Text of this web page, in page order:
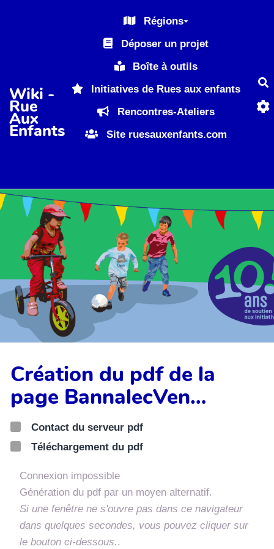
Aller au contenu principal
Wiki -
Rue
Aux
Enfants
Régions
Déposer un projet
Boîte à outils
Initiatives de Rues aux enfants
Rencontres-Ateliers
Site ruesauxenfants.com
Création du pdf de la
page BannalecVen…
Contact du serveur pdf
Téléchargement du pdf
Connexion impossible
Génération du pdf par un moyen alternatif.
Si une fenêtre ne s'ouvre pas dans ce navigateur
dans quelques secondes, vous pouvez cliquer sur
le bouton ci-dessous..